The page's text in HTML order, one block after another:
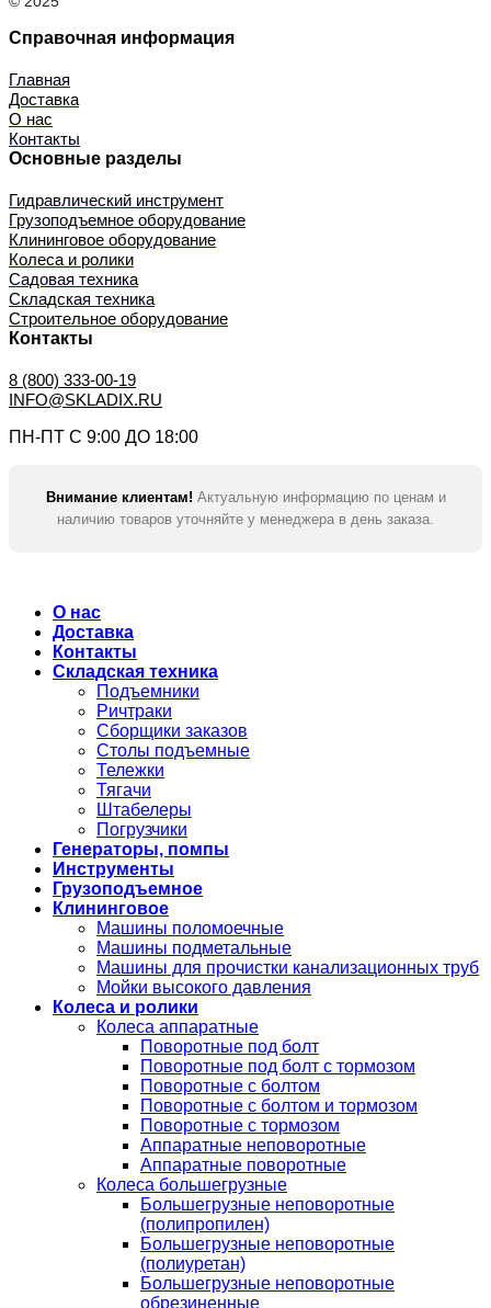
Справочная информация
Главная
Доставка
О нас
Контакты
Основные разделы
Гидравлический инструмент
Грузоподъемное оборудование
Клининговое оборудование
Колеса и ролики
Садовая техника
Складская техника
Строительное оборудование
Контакты
8 (800) 333-00-19
INFO@SKLADIX.RU
ПН-ПТ С 9:00 ДО 18:00
Внимание клиентам! Актуальную информацию по ценам и
наличию товаров уточняйте у менеджера в день заказа.
О нас
Доставка
Контакты
Складская техника
Подъемники
Ричтраки
Сборщики заказов
Столы подъемные
Тележки
Тягачи
Штабелеры
Погрузчики
Генераторы, помпы
Инструменты
Грузоподъемное
Клининговое
Машины поломоечные
Машины подметальные
Машины для прочистки канализационных труб
Мойки высокого давления
Колеса и ролики
Колеса аппаратные
Поворотные под болт
Поворотные под болт с тормозом
Поворотные с болтом
Поворотные с болтом и тормозом
Поворотные с тормозом
Аппаратные неповоротные
Аппаратные поворотные
Колеса большегрузные
Большегрузные неповоротные
(полипропилен)
Большегрузные неповоротные
(полиуретан)
Большегрузные неповоротные
обрезиненные